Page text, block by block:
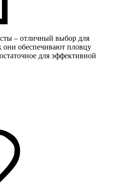
– отличный выбор для
они обеспечивают пловцу
для эффективной